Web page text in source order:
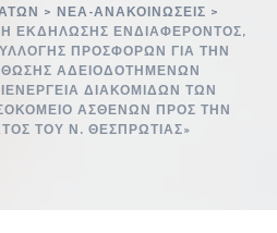
> ΝΈΑ-ΑΝΑΚΟΙΝΏΣΕΙΣ >
ΕΚΔΗΛΩΣΗΣ ΕΝΔΙΑΦΕΡΟΝΤΟΣ,
ΠΡΟΣΦΟΡΩΝ ΓΙΑ ΤΗΝ
ΑΔΕΙΟΔΟΤΗΜΕΝΩΝ
ΔΙΑΚΟΜΙΔΩΝ ΤΩΝ
ΑΣΘΕΝΩΝ ΠΡΟΣ ΤΗΝ
ΤΟΥ Ν. ΘΕΣΠΡΩΤΙΑΣ»